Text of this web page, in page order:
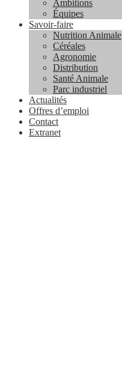
Ambitions
Équipes
Savoir-faire
Nutrition Animale
Céréales
Agronomie
Distribution
Santé Animale
Parc industriel
Actualités
Offres d’emploi
Contact
Extranet